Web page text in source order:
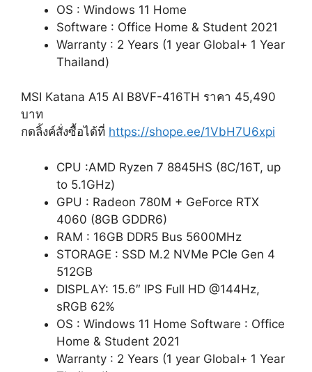
OS : Windows 11 Home
Software : Office Home & Student 2021
Warranty : 2 Years (1 year Global+ 1 Year
Thailand)
MSI Katana A15 AI B8VF-416TH ราคา 45,490
บาท
กดลิ้งค์สั่งซื้อได้ที่ https://shope.ee/1VbH7U6xpi
CPU :AMD Ryzen 7 8845HS (8C/16T, up
to 5.1GHz)
GPU : Radeon 780M + GeForce RTX
4060 (8GB GDDR6)
RAM : 16GB DDR5 Bus 5600MHz
STORAGE : SSD M.2 NVMe PCIe Gen 4
512GB
DISPLAY: 15.6″ IPS Full HD @144Hz,
sRGB 62%
OS : Windows 11 Home Software : Office
Home & Student 2021
Warranty : 2 Years (1 year Global+ 1 Year